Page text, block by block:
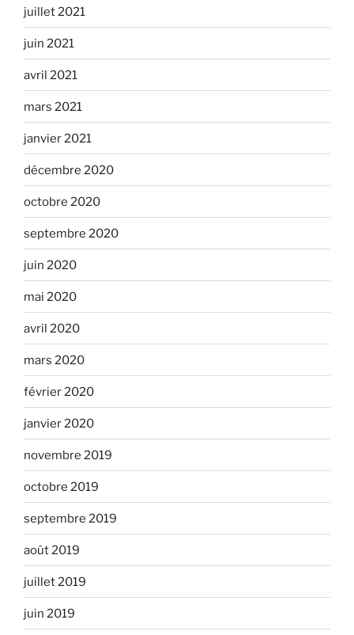
juillet 2021
juin 2021
avril 2021
mars 2021
janvier 2021
décembre 2020
octobre 2020
septembre 2020
juin 2020
mai 2020
avril 2020
mars 2020
février 2020
janvier 2020
novembre 2019
octobre 2019
septembre 2019
août 2019
juillet 2019
juin 2019